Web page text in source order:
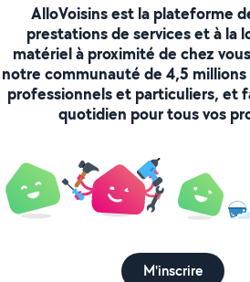
AlloVoisins est la plateforme
prestations de services et à la
matériel à proximité de chez
notre communauté de 4,5
professionnels et particuliers, et
quotidien pour tous vos
M'inscrire